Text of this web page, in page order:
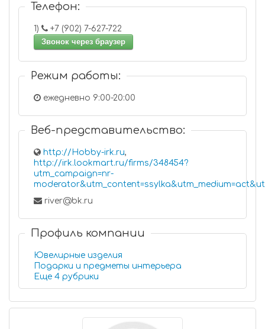
Телефон:
1)
+7 (902) 7-627-722
Звонок через браузер
Режим работы:
ежедневно 9:00-20:00
Веб-представительство:
http://Hobby-irk.ru,
http://irk.lookmart.ru/firms/348454?
utm_campaign=nr-
river@bk.ru
Профиль компании
Ювелирные изделия
Подарки и предметы интерьера
Еще 4 рубрики